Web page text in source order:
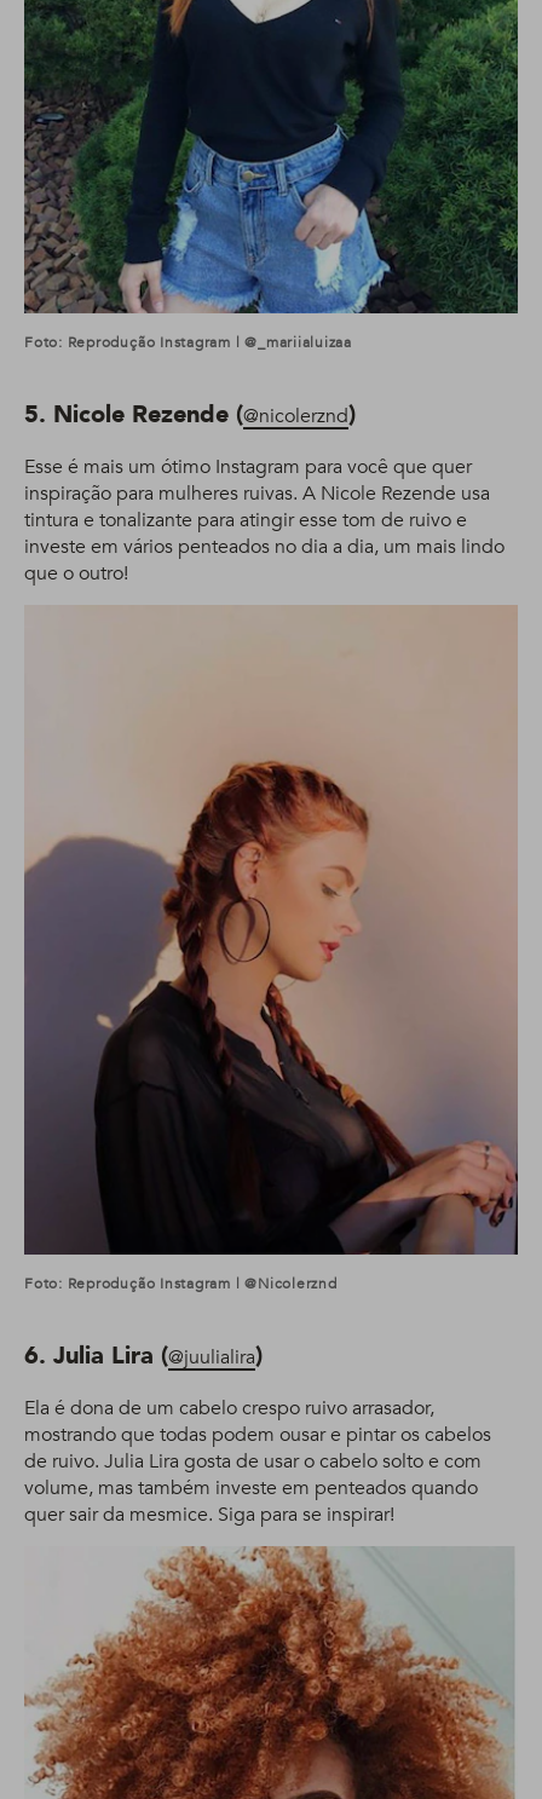
Foto: Reprodução Instagram | @_mariialuizaa
5. Nicole Rezende (@nicolerznd)
Esse é mais um ótimo Instagram para você que quer
inspiração para mulheres ruivas. A Nicole Rezende usa
tintura e tonalizante para atingir esse tom de ruivo e
investe em vários penteados no dia a dia, um mais lindo
que o outro!
Foto: Reprodução Instagram | @nicolerznd
6. Julia Lira (@juulialira)
Ela é dona de um cabelo crespo ruivo arrasador,
mostrando que todas podem ousar e pintar os cabelos
de ruivo. Julia Lira gosta de usar o cabelo solto e com
volume, mas também investe em penteados quando
quer sair da mesmice. Siga para se inspirar!